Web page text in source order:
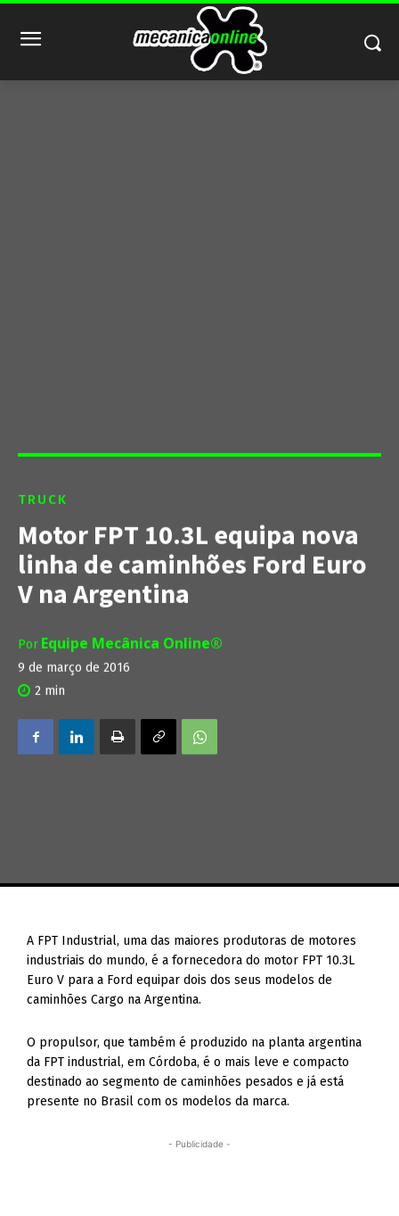
TRUCK
Motor FPT 10.3L equipa nova
linha de caminhões Ford Euro
V na Argentina
Por Equipe Mecânica Online®
9 de março de 2016
2 min
A FPT Industrial, uma das maiores produtoras de motores
industriais do mundo, é a fornecedora do motor FPT 10.3L
Euro V para a Ford equipar dois dos seus modelos de
caminhões Cargo na Argentina.
O propulsor, que também é produzido na planta argentina
da FPT industrial, em Córdoba, é o mais leve e compacto
destinado ao segmento de caminhões pesados e já está
presente no Brasil com os modelos da marca.
- Publicidade -